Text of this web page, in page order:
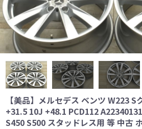
【美品】メルセデス ベンツ W223
+31.5 10J +48.1 PCD112
S450 S500 スタッドレス用 等 中古